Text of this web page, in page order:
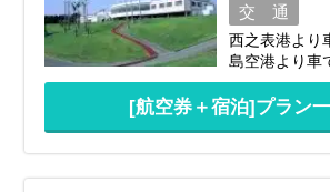
交 通
西之表港より
島空港より車
[航空券＋宿泊]プラン